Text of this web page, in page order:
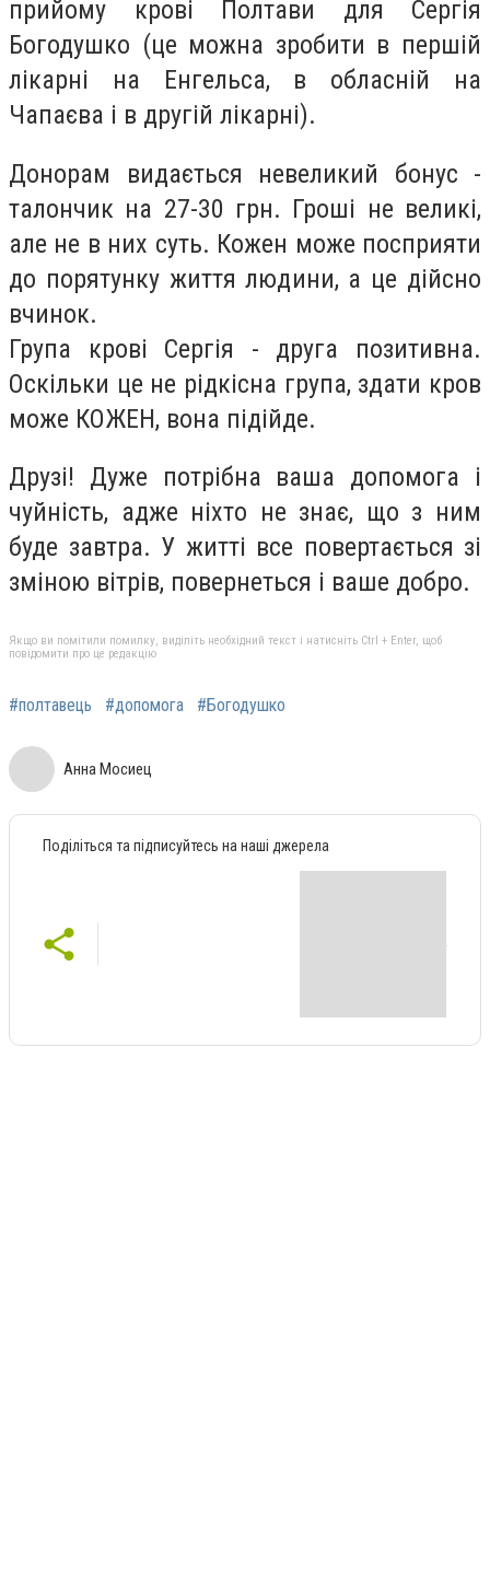
прийому крові Полтави для Сергія
Богодушко (це можна зробити в першій
лікарні на Енгельса, в обласній на
Чапаєва і в другій лікарні).
Донорам видається невеликий бонус -
талончик на 27-30 грн. Гроші не великі,
але не в них суть. Кожен може посприяти
до порятунку життя людини, а це дійсно
вчинок.
Група крові Сергія - друга позитивна.
Оскільки це не рідкісна група, здати кров
може КОЖЕН, вона підійде.
Друзі! Дуже потрібна ваша допомога і
чуйність, адже ніхто не знає, що з ним
буде завтра. У житті все повертається зі
зміною вітрів, повернеться і ваше добро.
Якщо ви помітили помилку, виділіть необхідний текст і натисніть Ctrl + Enter, щоб
повідомити про це редакцію
#полтавець #допомога #Богодушко
Анна Мосиец
Поділіться та підписуйтесь на наші джерела